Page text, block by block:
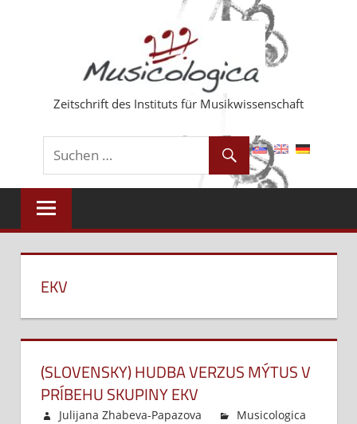
Zeitschrift des Instituts für Musikwissenschaft
EKV
(SLOVENSKY) HUDBA VERZUS MÝTUS V
PRÍBEHU SKUPINY EKV
Julijana Zhabeva-Papazova
Musicologica